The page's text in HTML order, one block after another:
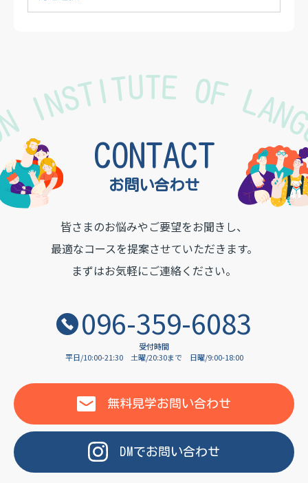
INSTITUTE OF
お問い合わせ
CONTACT
皆さまのお悩みやご要望をお聞きし、
最適なコースを提案させていただきます。
まずはお気軽にご連絡ください。
096-359-6083
受付時間
平日/10:00-21:30
土曜/20:30まで 日曜/9:00-18:00
無料見学お問い合わせ
DMでお問い合わせ